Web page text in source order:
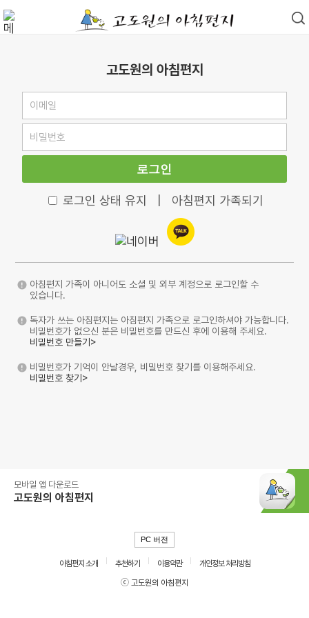
고도원의 아침편지
로그인
로그인 상태 유지 아침편지 가족되기
아침편지 가족이 아니어도 소셜 및 외부 계정으로 로그인할 수
있습니다.
독자가 쓰는 아침편지는 아침편지 가족으로 로그인하셔야 가능합니다.
비밀번호가 없으신 분은 비밀번호를 만드신 후에 이용해 주세요.
비밀번호 만들기>
비밀번호가 기억이 안날경우, 비밀번호 찾기를 이용해주세요.
비밀번호 찾기>
모바일 앱 다운로드
고도원의 아침편지
PC 버전
아침편지 소개 추천하기 이용약관
개인정보 처리방침
ⓒ 고도원의 아침편지